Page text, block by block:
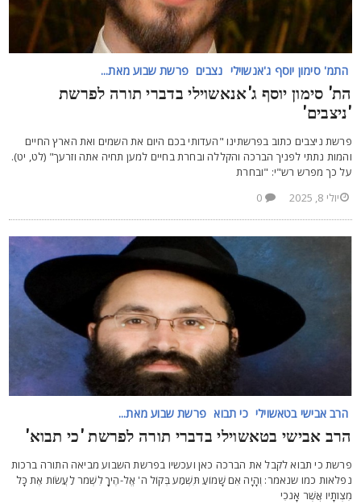
התמ' סימון יוסף ג'אנשוילי נצבים פרשת שבוע מאת...
סימון יוסף ג'אנאשוילי בדברי תורה לפרשת
ניצבים כתוב בפרשתינו "העדותי בכם היום את השמים ואת הארץ החיים
נתתי לפניך הברכה והקללה ובחרת בחיים למען תחיה אתה וזרעך" (לט, יט).
כך מפרש רש"י: "ובחרת
יולי 8, 2025
0
הרב אבישי בטאשוילי כי תבוא פרשת שבוע מאת...
אבישי בטאשוילי בדברי תורה לפרשת 'כי תבוא'
כי תבוא לקבל את הברכה כאן ועכשיו בפרשת השבוע מביאה התורה ברכות
כמו שנאמר: וְהָיָה אִם שָׁמוֹעַ תִּשְׁמַע בְּקוֹל ה' אֱלֹ-הֶיךָ לִשְׁמֹר לַעֲשׂוֹת אֶת כָּל
אֲשֶׁר אָנֹכִי